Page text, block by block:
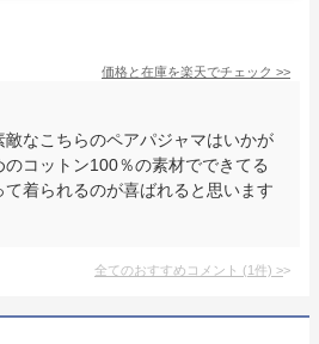
価格と在庫を楽天でチェック >>
なこちらのペアパジャマはいかが
コットン100％の素材でできてる
着られるのが喜ばれると思います
全てのおすすめコメント (1件) >